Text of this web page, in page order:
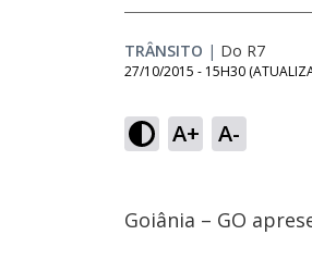
TRÂNSITO | Do R7
27/10/2015 - 15H30
A+ A-
Goiânia – GO